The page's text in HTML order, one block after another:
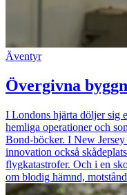
Äventyr
Övergivna
I Londons hjärta döljer sig
hemliga operationer och
Bond-böcker. I New
innovation också
flygkatastrofer. Och i en
om blodig hämnd,